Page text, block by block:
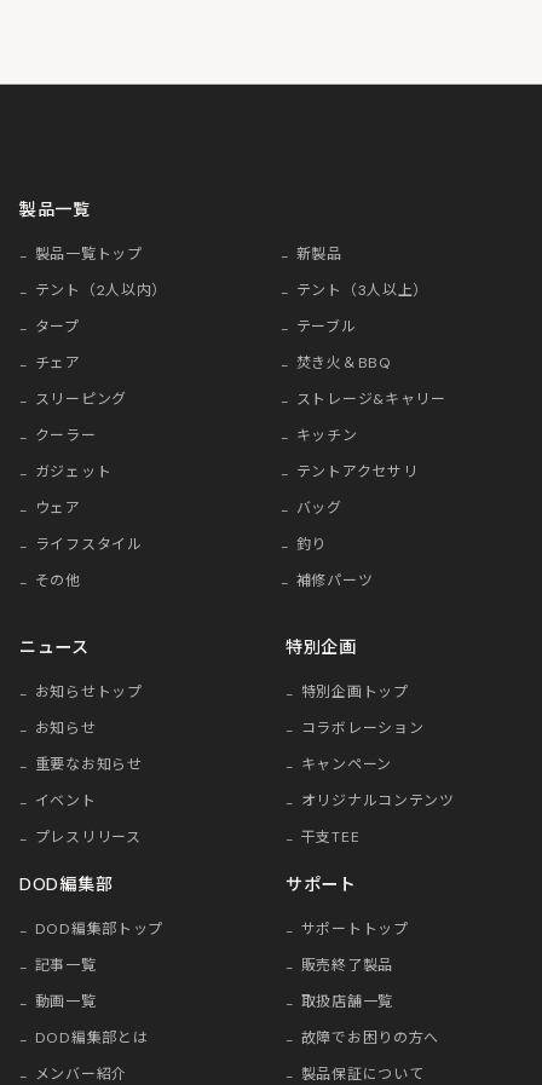
製品一覧
製品一覧トップ
新製品
テント（2人以内）
テント（3人以上）
タープ
テーブル
チェア
焚き火＆BBQ
スリーピング
ストレージ&キャリー
クーラー
キッチン
ガジェット
テントアクセサリ
ウェア
バッグ
ライフスタイル
釣り
その他
補修パーツ
ニュース
お知らせトップ
お知らせ
重要なお知らせ
イベント
プレスリリース
特別企画
特別企画トップ
コラボレーション
キャンペーン
オリジナルコンテンツ
干支TEE
DOD編集部
DOD編集部トップ
記事一覧
動画一覧
DOD編集部とは
メンバー紹介
サポート
サポートトップ
販売終了製品
取扱店舗一覧
故障でお困りの方へ
製品保証について